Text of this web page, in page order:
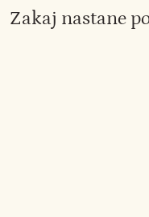
Zakaj nastane